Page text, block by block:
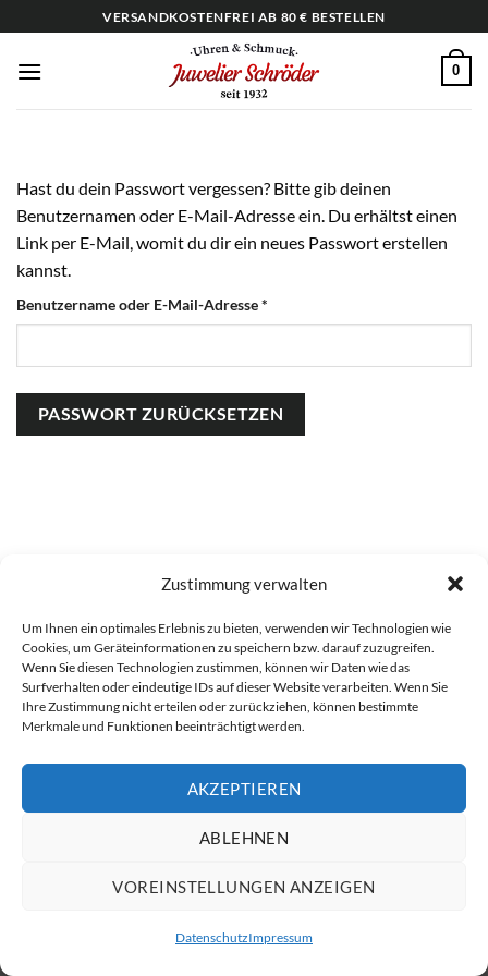
Zustimmung verwalten
Um Ihnen ein optimales Erlebnis zu bieten, verwenden wir Technologien wie
Cookies, um Geräteinformationen zu speichern bzw. darauf zuzugreifen.
Wenn Sie diesen Technologien zustimmen, können wir Daten wie das
Surfverhalten oder eindeutige IDs auf dieser Website verarbeiten. Wenn Sie
Ihre Zustimmung nicht erteilen oder zurückziehen, können bestimmte
Merkmale und Funktionen beeinträchtigt werden.
AKZEPTIEREN
ABLEHNEN
VOREINSTELLUNGEN ANZEIGEN
DatenschutzImpressum
Inhalt
springen
VERSANDKOSTENFREI AB 80 € BESTELLEN
0
Hast du dein Passwort vergessen? Bitte gib deinen
Benutzernamen oder E-Mail-Adresse ein. Du erhältst einen
Link per E-Mail, womit du dir ein neues Passwort erstellen
kannst.
Benutzername oder E-Mail-Adresse*
PASSWORT ZURÜCKSETZEN
Visa PayPal MasterCardCash
On
Delivery
Bank
Transfer
Alle Preise inkl. der gesetzlichen MwSt.
Die durchgestrichenen Preise entsprechen dem bisherigen Preis in
diesem Online-Shop.
VERTRAG WIDERRUFEN